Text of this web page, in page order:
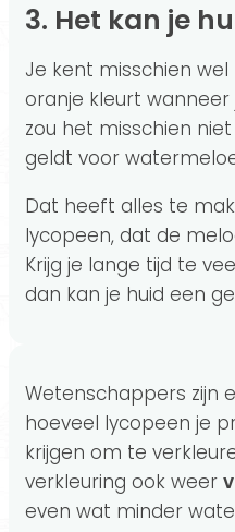
3. Het kan je
Je kent misschien
oranje kleurt
zou het misschien
geldt voor
Dat heeft alles te
lycopeen, dat de
Krijg je lange tijd te
dan kan je huid een
Wetenschappers zijn
hoeveel lycopeen je
krijgen om te
verkleuring ook weer
even wat minder